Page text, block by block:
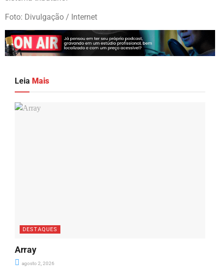
Foto: Divulgação / Internet
Leia Mais
DESTAQUES
Array
agosto 2, 2026